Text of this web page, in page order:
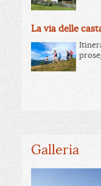
La via delle
Galleria